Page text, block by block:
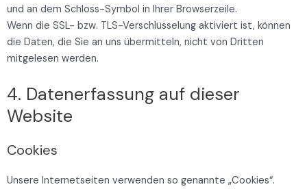
und an dem Schloss-Symbol in Ihrer Browserzeile.
Wenn die SSL- bzw. TLS-Verschlüsselung aktiviert ist, können
die Daten, die Sie an uns übermitteln, nicht von Dritten
mitgelesen werden.
4. Datenerfassung auf dieser
Website
Cookies
Unsere Internetseiten verwenden so genannte „Cookies“.